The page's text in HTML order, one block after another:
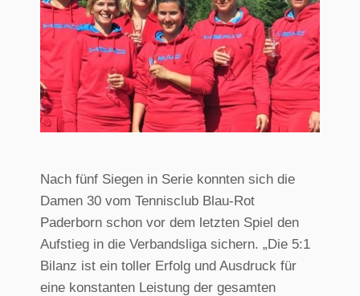
Nach fünf Siegen in Serie konnten sich die
Damen 30 vom Tennisclub Blau-Rot
Paderborn schon vor dem letzten Spiel den
Aufstieg in die Verbandsliga sichern. „Die 5:1
Bilanz ist ein toller Erfolg und Ausdruck für
eine konstanten Leistung der gesamten